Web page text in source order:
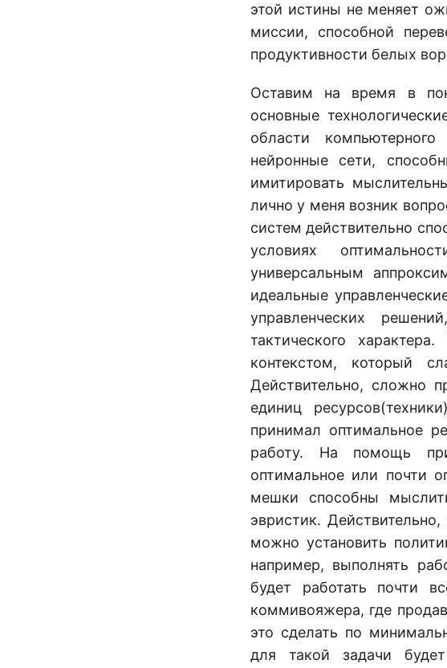
этой истины не меняет
миссии, способной
продуктивности белых
Оставим на время в
основные
области
нейронные сети,
имитировать
лично у меня возник
систем действительно
условиях
универсальным
идеальные
управленческих
тактического
контекстом, который
Действительно, сложно
единиц
принимал оптимальное
работу. На помощь
оптимальное или почти
мешки способны
эвристик.
можно установить
например, выполнять
будет работать почти
коммивояжера, где
это сделать по
для такой задачи